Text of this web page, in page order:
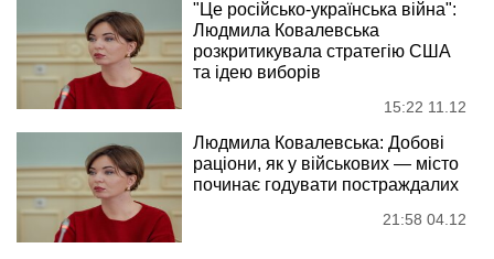
"Це російсько-українська війна":
Людмила Ковалевська
розкритикувала стратегію США
та ідею виборів
15:22 11.12
Людмила Ковалевська: Добові
раціони, як у військових — місто
починає годувати постраждалих
21:58 04.12